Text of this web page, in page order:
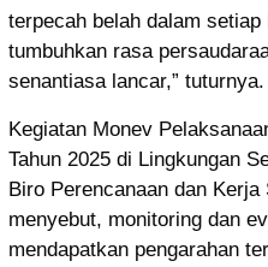
terpecah belah dalam
tumbuhkan rasa
senantiasa lancar,” tuturnya.
Kegiatan Monev
Tahun 2025 di Lingkungan
Biro Perencanaan dan
menyebut, monitoring dan
mendapatkan pengarahan